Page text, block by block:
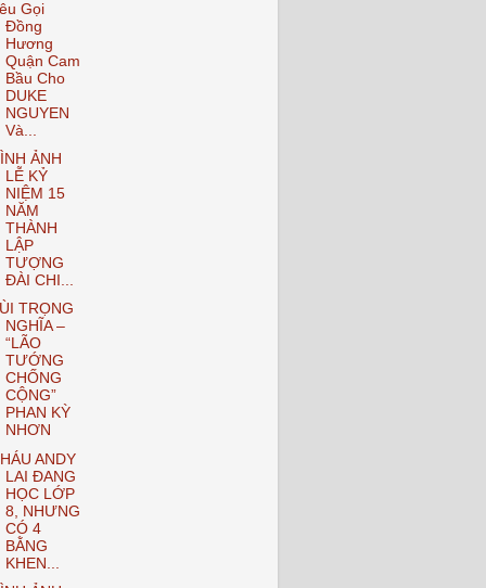
Gọi
Đồng
Hương
Quận Cam
Bầu Cho
DUKE
NGUYEN
Và...
ẢNH
LỄ KỶ
NIỆM 15
NĂM
THÀNH
LẬP
TƯỢNG
ĐÀI CHI...
TRỌNG
NGHĨA –
“LÃO
TƯỚNG
CHỐNG
CỘNG”
PHAN KỲ
NHƠN
ANDY
LAI ĐANG
HỌC LỚP
8, NHƯNG
CÓ 4
BẰNG
KHEN...